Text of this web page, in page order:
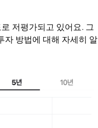
저평가되고 있어요. 그
자 방법에 대해 자세히 알